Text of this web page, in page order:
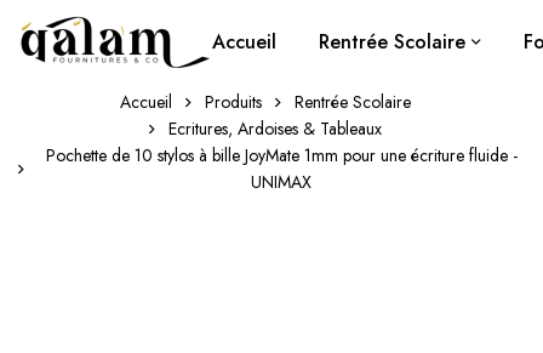
Accueil Rentrée Scolaire
Accueil Produits
Rentrée Scolaire
Ecritures, Ardoises & Tableaux
Pochette de 10 stylos à bille JoyMate 1mm pour une écriture fluide -
UNIMAX